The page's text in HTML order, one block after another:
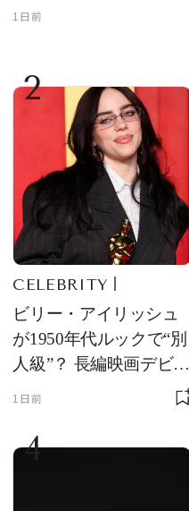
1日前
2
CELEBRITY
ビリー・アイリッシュ
が1950年代ルックで“別
人級”？ 長編映画デビュ
ー作の現場写真に反響
1日前
4